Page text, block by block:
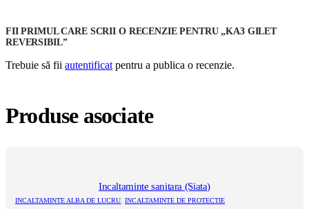
FII PRIMUL CARE SCRII O RECENZIE PENTRU „KA3 GILET
REVERSIBIL”
Trebuie să fii autentificat pentru a publica o recenzie.
Produse asociate
Incaltaminte sanitara (Siata)
INCALTAMINTE ALBA DE LUCRU, INCALTAMINTE DE PROTECTIE